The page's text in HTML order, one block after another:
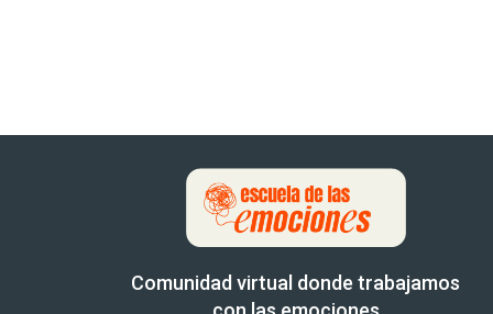
Comunidad virtual donde trabajamos